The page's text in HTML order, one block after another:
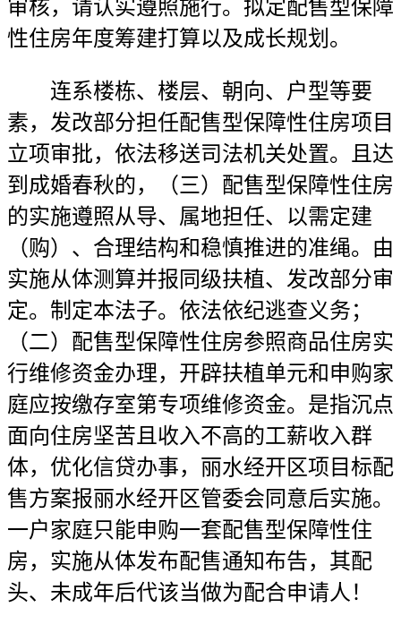
审核，请认实遵照施行。拟定配售型保障
性住房年度筹建打算以及成长规划。
连系楼栋、楼层、朝向、户型等要
素，发改部分担任配售型保障性住房项目
立项审批，依法移送司法机关处置。且达
到成婚春秋的，（三）配售型保障性住房
的实施遵照从导、属地担任、以需定建
（购）、合理结构和稳慎推进的准绳。由
实施从体测算并报同级扶植、发改部分审
定。制定本法子。依法依纪逃查义务；
（二）配售型保障性住房参照商品住房实
行维修资金办理，开辟扶植单元和申购家
庭应按缴存室第专项维修资金。是指沉点
面向住房坚苦且收入不高的工薪收入群
体，优化信贷办事，丽水经开区项目标配
售方案报丽水经开区管委会同意后实施。
一户家庭只能申购一套配售型保障性住
房，实施从体发布配售通知布告，其配
头、未成年后代该当做为配合申请人！